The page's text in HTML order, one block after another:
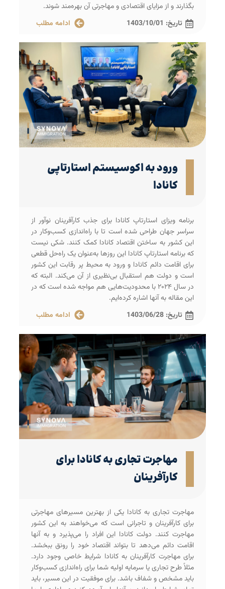
بگذارند و از مزایای اقتصادی و مهاجرتی آن بهره‌مند شوند.
تاریخ: 1403/10/01 ادامه مطلب
ورود به اکوسیستم استارتاپی
کانادا
برنامه ویزای استارتاپ کانادا برای جذب کارآفرینان نوآور از
سراسر جهان طراحی شده است تا با راه‌اندازی کسب‌و‌کار در
این کشور به ساختن اقتصاد کانادا کمک کنند. شکی نیست
که برنامه استارتاپ کانادا این روزها به‌عنوان یک راه‌حل قطعی
برای اقامت دائم کانادا و ورود به محیط پر رقابت این کشور
است و دولت هم استقبال بی‌نظیری از آن می‌کند. البته که
در سال ۲۰۲۴ با محدودیت‌هایی هم مواجه شده است که در
این مقاله به آنها اشاره کرده‌ایم.
تاریخ: 1403/06/28 ادامه مطلب
مهاجرت تجاری به کانادا برای
کارآفرینان
مهاجرت تجاری به کانادا یکی از بهترین مسیرهای مهاجرتی
برای کارآفرینان و تاجرانی است که می‌خواهند به این کشور
مهاجرت کنند. دولت کانادا این افراد را می‌پذیرد و به آنها
اقامت دائم می‌دهد تا بتواند اقتصاد خود را رونق ببخشد.
برای مهاجرت کارآفرینان به کانادا شرایط خاصی وجود دارد.
مثلاً طرح تجاری یا سرمایه اولیه شما برای راه‌اندازی کسب‌وکار
باید مشخص و شفاف باشد. برای موفقیت در این مسیر، باید